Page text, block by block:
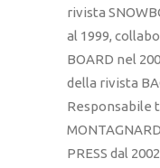
rivista
al 1999,
BOARD nel
della rivista
Responsabile
PRESS dal